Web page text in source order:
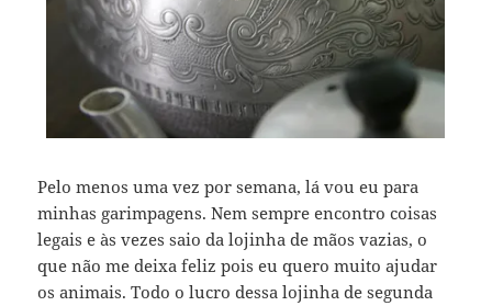
Pelo menos uma vez por semana, lá vou eu para
minhas garimpagens. Nem sempre encontro coisas
legais e às vezes saio da lojinha de mãos vazias, o
que não me deixa feliz pois eu quero muito ajudar
os animais. Todo o lucro dessa lojinha de segunda